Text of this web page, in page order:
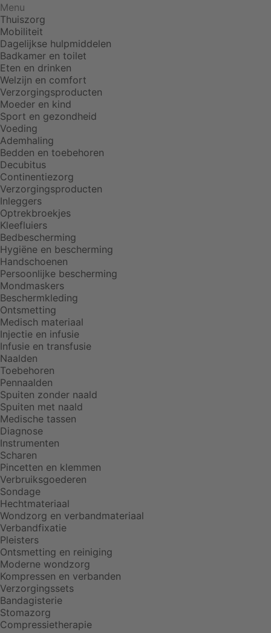
Menu
Thuiszorg
Mobiliteit
Dagelijkse hulpmiddelen
Badkamer en toilet
Eten en drinken
Welzijn en comfort
Verzorgingsproducten
Moeder en kind
Sport en gezondheid
Voeding
Ademhaling
Bedden en toebehoren
Decubitus
Continentiezorg
Verzorgingsproducten
Inleggers
Optrekbroekjes
Kleefluiers
Bedbescherming
Hygiëne en bescherming
Handschoenen
Persoonlijke bescherming
Mondmaskers
Beschermkleding
Ontsmetting
Medisch materiaal
Injectie en infusie
Infusie en transfusie
Naalden
Toebehoren
Pennaalden
Spuiten zonder naald
Spuiten met naald
Medische tassen
Diagnose
Instrumenten
Scharen
Pincetten en klemmen
Verbruiksgoederen
Sondage
Hechtmateriaal
Wondzorg en verbandmateriaal
Verbandfixatie
Pleisters
Ontsmetting en reiniging
Moderne wondzorg
Kompressen en verbanden
Verzorgingssets
Bandagisterie
Stomazorg
Compressietherapie